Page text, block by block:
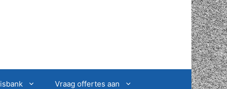
Vraag offertes aan